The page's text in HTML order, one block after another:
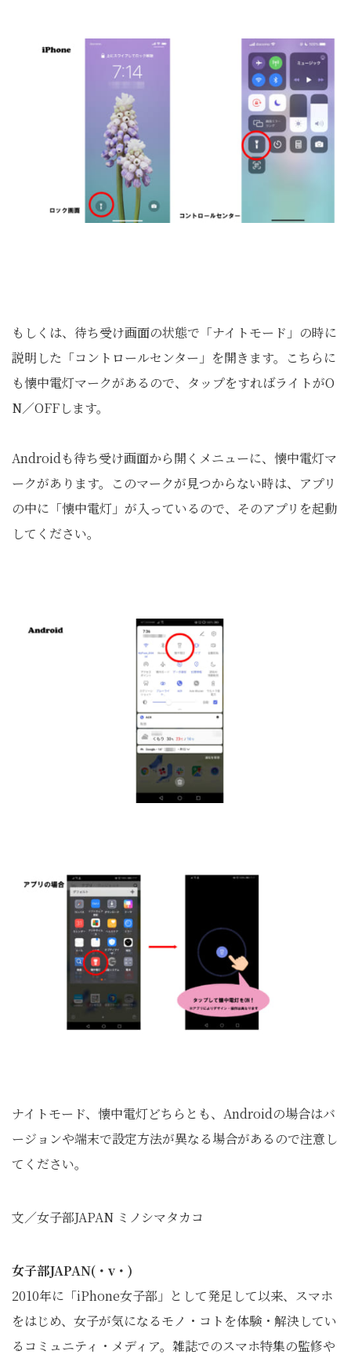
もしくは、待ち受け画面の状態で「ナイトモード」の時に
説明した「コントロールセンター」を開きます。こちらに
も懐中電灯マークがあるので、タップをすればライトがO
N／OFFします。
Androidも待ち受け画面から開くメニューに、懐中電灯マ
ークがあります。このマークが見つからない時は、アプリ
の中に「懐中電灯」が入っているので、そのアプリを起動
してください。
ナイトモード、懐中電灯どちらとも、Androidの場合はバ
ージョンや端末で設定方法が異なる場合があるので注意し
てください。
文／女子部JAPAN ミノシマタカコ
女子部JAPAN(・v・)
2010年に「iPhone女子部」として発足して以来、スマホ
をはじめ、女子が気になるモノ・コトを体験・解決してい
るコミュニティ・メディア。雑誌でのスマホ特集の監修や